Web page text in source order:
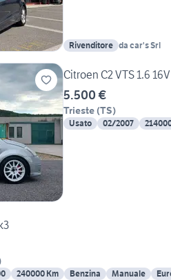
Rivenditore da car's Srl
Citroen C2 VTS 1.6 16V
5.500 €
Trieste (TS)
Usato 02/2007
240000 Km Benzina Manuale